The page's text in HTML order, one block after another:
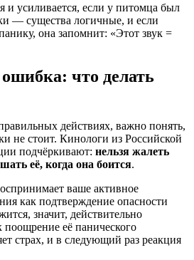
и усиливается, если у питомца был
— существа логичные, и если
она запомнит: «Этот звук =
что делать
действиях, важно понять,
не стоит. Кинологи из Российской
подчёркивают: нельзя жалеть
её, когда она боится.
ваше активное
как подтверждение опасности
значит, действительно
её панического
страх, и в следующий раз реакция